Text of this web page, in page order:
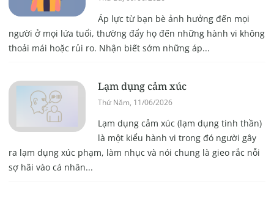
Áp lực từ bạn bè ảnh hưởng đến mọi
người ở mọi lứa tuổi, thường đẩy họ đến những hành vi không
thoải mái hoặc rủi ro. Nhận biết sớm những áp...
Lạm dụng cảm xúc
Thứ Năm, 11/06/2026
Lạm dụng cảm xúc (lạm dụng tinh thần)
là một kiểu hành vi trong đó người gây
ra lạm dụng xúc phạm, làm nhục và nói chung là gieo rắc nỗi
sợ hãi vào cá nhân...